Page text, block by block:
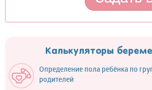
Калькуляторы
Определение пола ребёнка по
родителей